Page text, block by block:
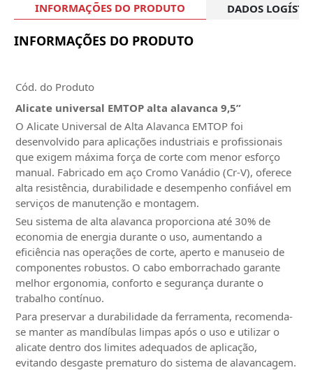
INFORMAÇÕES DO PRODUTO DADOS
INFORMAÇÕES DO PRODUTO
Cód. do Produto
Alicate universal EMTOP alta alavanca 9,5”
O Alicate Universal de Alta Alavanca EMTOP foi
desenvolvido para aplicações industriais e profissionais
que exigem máxima força de corte com menor esforço
manual. Fabricado em aço Cromo Vanádio (Cr-V), oferece
alta resistência, durabilidade e desempenho confiável em
serviços de manutenção e montagem.
Seu sistema de alta alavanca proporciona até 30% de
economia de energia durante o uso, aumentando a
eficiência nas operações de corte, aperto e manuseio de
componentes robustos. O cabo emborrachado garante
melhor ergonomia, conforto e segurança durante o
trabalho contínuo.
Para preservar a durabilidade da ferramenta, recomenda-
se manter as mandíbulas limpas após o uso e utilizar o
alicate dentro dos limites adequados de aplicação,
evitando desgaste prematuro do sistema de alavancagem.